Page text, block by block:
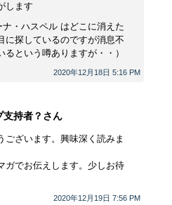
2020年12月18日 5:16 PM
します
・ハスペル はどこに消えた
に探しているのですが消息不
という噂ありますが・・）
2020年12月19日 7:56 PM
支持者？さん
ございます。興味深く読みま
ガでお伝えします。少しお待